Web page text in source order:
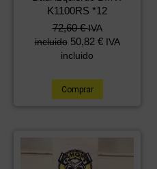
K1100RS *12
72,60€ IVA
incluido 50,82 € IVA
incluido
Comprar